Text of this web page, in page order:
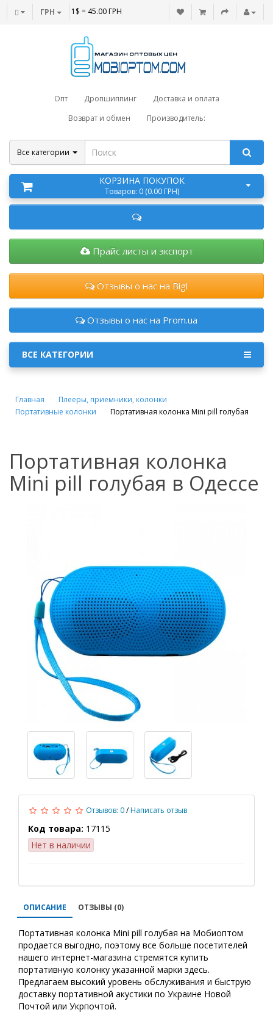
ГРН 1$ = 45.00 ГРН
Опт Дропшиппинг
Доставка и оплата
Возврат и обмен
Производитель:
Все категории
КОРЗИНА ПОКУПОК
Товаров: 0 (0.00 ГРН)
Прайс листы и экспорт
Отзывы о нас на Bigl
Отзывы о нас на Prom.ua
ВСЕ КАТЕГОРИИ
Главная
Плееры, приемники, колонки
Портативные колонки
Портативная колонка Mini pill голубая
Портативная колонка
Mini pill голубая в Одессе
Отзывов: 0/Написать отзыв
Код товара: 17115
Нет в наличии
ОПИСАНИЕ ОТЗЫВЫ (0)
Портативная колонка Mini pill голубая на Мобиоптом
продается выгодно, поэтому все больше посетителей
нашего интернет-магазина стремятся купить
портативную колонку указанной марки здесь.
Предлагаем высокий уровень обслуживания и быструю
доставку портативной акустики по Украине Новой
Почтой или Укрпочтой.